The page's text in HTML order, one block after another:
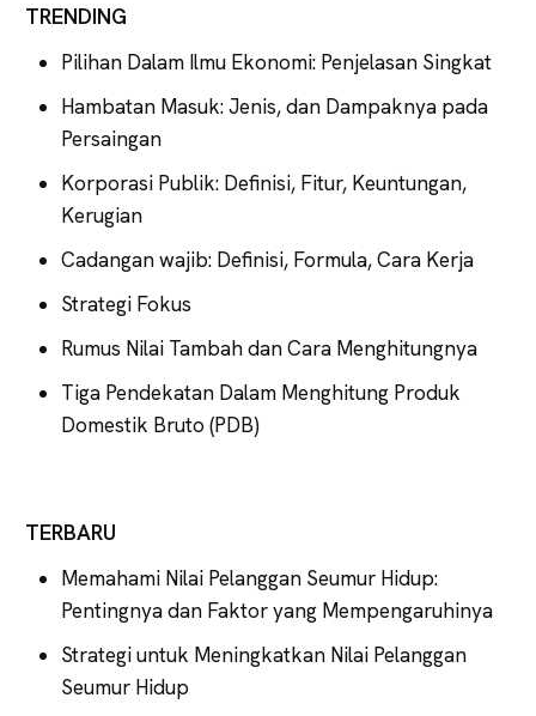
TRENDING
Pilihan Dalam Ilmu Ekonomi: Penjelasan Singkat
Hambatan Masuk: Jenis, dan Dampaknya pada
Persaingan
Korporasi Publik: Definisi, Fitur, Keuntungan,
Kerugian
Cadangan wajib: Definisi, Formula, Cara Kerja
Strategi Fokus
Rumus Nilai Tambah dan Cara Menghitungnya
Tiga Pendekatan Dalam Menghitung Produk
Domestik Bruto (PDB)
TERBARU
Memahami Nilai Pelanggan Seumur Hidup:
Pentingnya dan Faktor yang Mempengaruhinya
Strategi untuk Meningkatkan Nilai Pelanggan
Seumur Hidup